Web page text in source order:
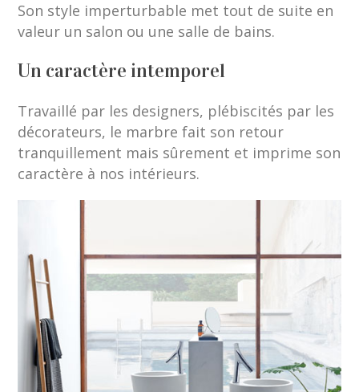
Son style imperturbable met tout de suite en
valeur un salon ou une salle de bains.
Un caractère intemporel
Travaillé par les designers, plébiscités par les
décorateurs, le marbre fait son retour
tranquillement mais sûrement et imprime son
caractère à nos intérieurs.